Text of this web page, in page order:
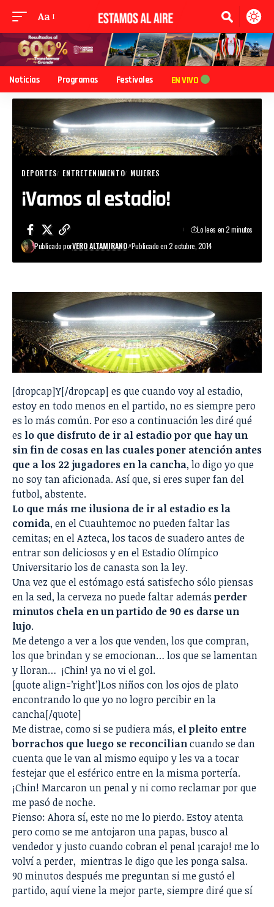
Aa
Noticias Programas Festivales EN VIVO
DEPORTES ENTRETENIMIENTO MUJERES
¡Vamos al estadio!
Publicado porVERO ALTAMIRANO Publicado en 2 octubre, 2014
Lo lees en 2 minutos
[dropcap]Y[/dropcap] es que cuando voy al estadio,
estoy en todo menos en el partido, no es siempre pero
es lo más común. Por eso a continuación les diré qué
es lo que disfruto de ir al estadio por que hay un
sin fin de cosas en las cuales poner atención antes
que a los 22 jugadores en la cancha, lo digo yo que
no soy tan aficionada. Así que, si eres super fan del
futbol, abstente.
Lo que más me ilusiona de ir al estadio es la
comida, en el Cuauhtemoc no pueden faltar las
cemitas; en el Azteca, los tacos de suadero antes de
entrar son deliciosos y en el Estadio Olímpico
Universitario los de canasta son la ley.
Una vez que el estómago está satisfecho sólo piensas
en la sed, la cerveza no puede faltar además perder
minutos chela en un partido de 90 es darse un
lujo.
Me detengo a ver a los que venden, los que compran,
los que brindan y se emocionan… los que se lamentan
y lloran… ¡Chin! ya no vi el gol.
[quote align=’right’]Los niños con los ojos de plato
encontrando lo que yo no logro percibir en la
cancha[/quote]
Me distrae, como si se pudiera más, el pleito entre
borrachos que luego se reconciliancuando se dan
cuenta que le van al mismo equipo y les va a tocar
festejar que el esférico entre en la misma portería.
¡Chin! Marcaron un penal y ni como reclamar por que
me pasó de noche.
Pienso: Ahora sí, este no me lo pierdo. Estoy atenta
pero como se me antojaron una papas, busco al
vendedor y justo cuando cobran el penal ¡carajo! me lo
volví a perder, mientras le digo que les ponga salsa.
90 minutos después me preguntan si me gustó el
partido, aquí viene la mejor parte, siempre diré que sí